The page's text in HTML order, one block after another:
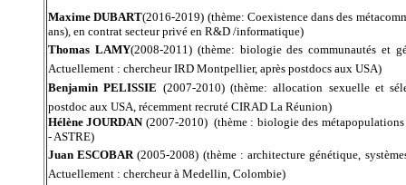
Maxime DUBART(2016-2019) (thème: Coexistence dans des
ans), en contrat secteur privé en R&D /informatique)
Thomas LAMY(2008-2011) (thème: biologie des communautés et
Actuellement : chercheur IRD Montpellier, après postdocs aux USA)
Benjamin PELISSIE (2007-2010) (thème: allocation sexuelle et
postdoc aux USA, récemment recruté CIRAD La Réunion)
Hélène JOURDAN(2007-2010) (thème : biologie des
- ASTRE)
Juan ESCOBAR(2005-2008) (thème : architecture génétique,
Actuellement : chercheur à Medellin, Colombie)